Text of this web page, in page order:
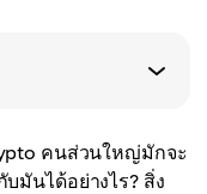
คนส่วนใหญ่มักจะ
มันได้อย่างไร? สิ่ง